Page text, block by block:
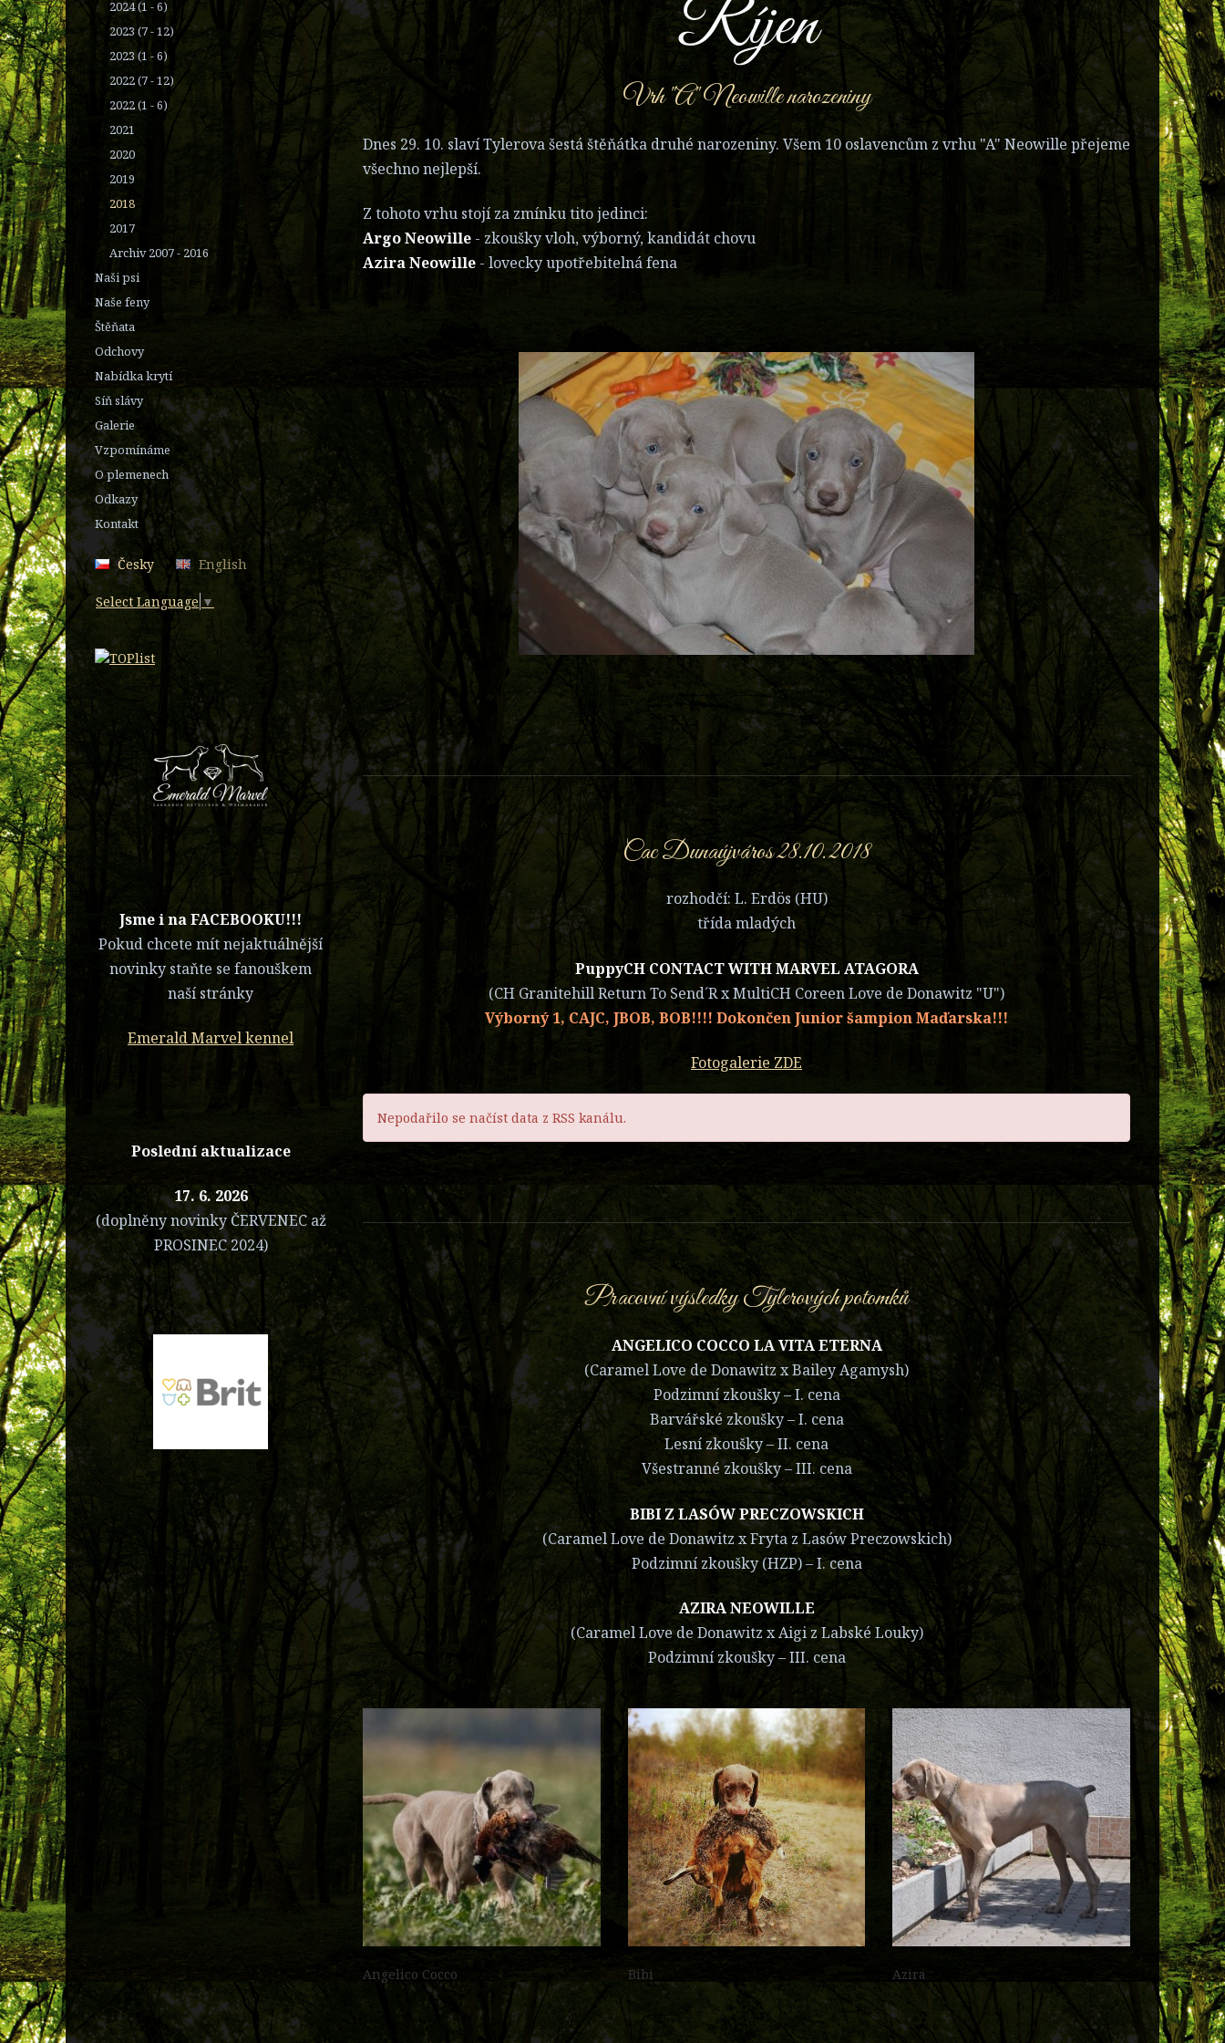
2024 (1 - 6)
2023 (7 - 12)
2023 (1 - 6)
2022 (7 - 12)
2022 (1 - 6)
2021
2020
2019
2018
2017
Archiv 2007 - 2016
Naši psi
Naše feny
Štěňata
Odchovy
Nabídka krytí
Síň slávy
Galerie
Vzpomínáme
O plemenech
Odkazy
Kontakt
Česky English
Select Language ▼
​Jsme i na FACEBOOKU!!!
Pokud chcete mít nejaktuálnější
novinky staňte se fanouškem
naší stránky
Emerald Marvel kennel
Poslední aktualizace
17. 6. 2026
(doplněny novinky ČERVENEC až
PROSINEC 2024)
Říjen
Vrh "A" Neowille narozeniny
Dnes 29. 10. slaví Tylerova šestá štěňátka druhé narozeniny. Všem 10 oslavencům z vrhu "A" Neowille přejeme
všechno nejlepší.
Z tohoto vrhu stojí za zmínku tito jedinci:
Argo Neowille - zkoušky vloh, výborný, kandidát chovu
Azira Neowille - lovecky upotřebitelná fena
Cac Dunaújváros 28.10.2018
rozhodčí: L. Erdös (HU)
třída mladých
PuppyCH CONTACT WITH MARVEL ATAGORA
(CH Granitehill Return To Send´R x MultiCH Coreen Love de Donawitz "U")
Výborný 1, CAJC, JBOB, BOB!!!! Dokončen Junior šampion Maďarska!!!
Fotogalerie ZDE
Nepodařilo se načíst data z RSS kanálu.
Pracovní výsledky Tylerových potomků
ANGELICO COCCO LA VITA ETERNA
(Caramel Love de Donawitz x Bailey Agamysh)
Podzimní zkoušky – I. cena
Barvářské zkoušky – I. cena
Lesní zkoušky – II. cena
Všestranné zkoušky – III. cena
BIBI Z LASÓW PRECZOWSKICH
(Caramel Love de Donawitz x Fryta z Lasów Preczowskich)
Podzimní zkoušky (HZP) – I. cena
AZIRA NEOWILLE
(Caramel Love de Donawitz x Aigi z Labské Louky)
Podzimní zkoušky – III. cena
Angelico Cocco Bibi Azira